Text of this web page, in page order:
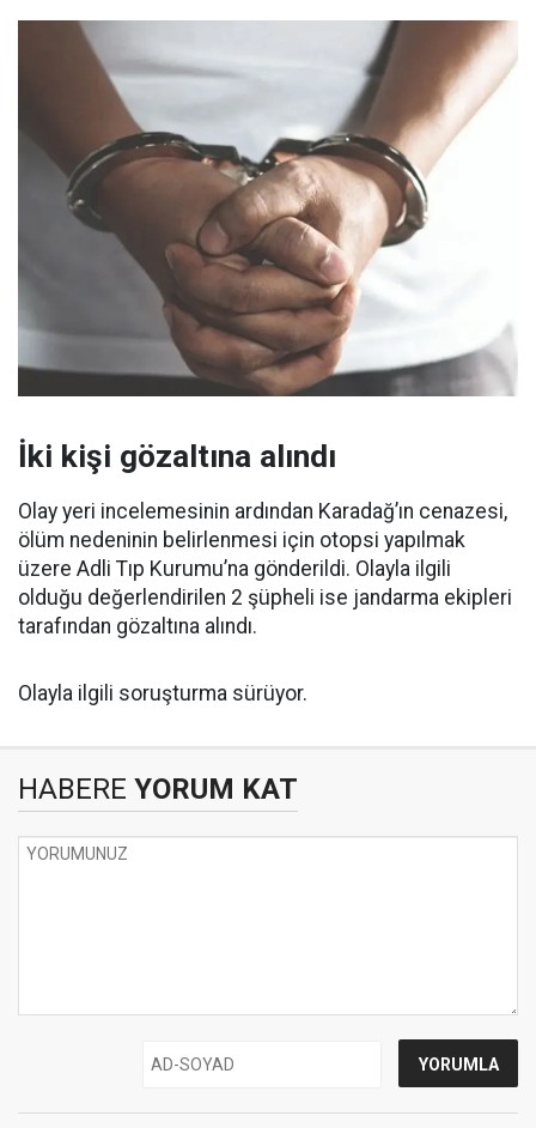
İki kişi gözaltına alındı
Olay yeri incelemesinin ardından Karadağ’ın cenazesi,
ölüm nedeninin belirlenmesi için otopsi yapılmak
üzere Adli Tıp Kurumu’na gönderildi. Olayla ilgili
olduğu değerlendirilen 2 şüpheli ise jandarma ekipleri
tarafından gözaltına alındı.
Olayla ilgili soruşturma sürüyor.
HABERE YORUM KAT